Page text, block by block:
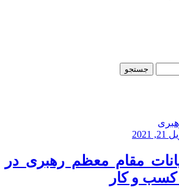
2021
مقام معظم رهبری در
و کار